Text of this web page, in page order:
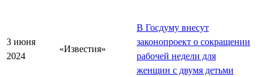
3 июня
2024
«Известия»
В Госдуму внесут
законопроект о сокращении
рабочей недели для
женщин с двумя детьми